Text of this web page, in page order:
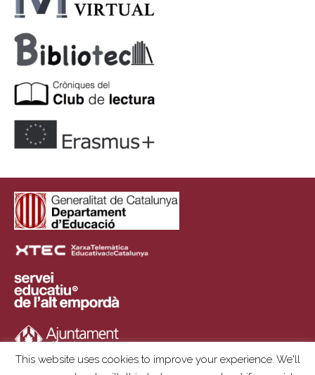
This website uses cookies to improve your experience. We'll